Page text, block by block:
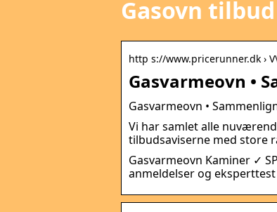
Gasovn tilbud
http s://www.pricerunner.dk ›
Gasvarmeovn •
Gasvarmeovn •
Vi har samlet alle
tilbudsaviserne med store
Gasvarmeovn Kaminer ✓
anmeldelser og